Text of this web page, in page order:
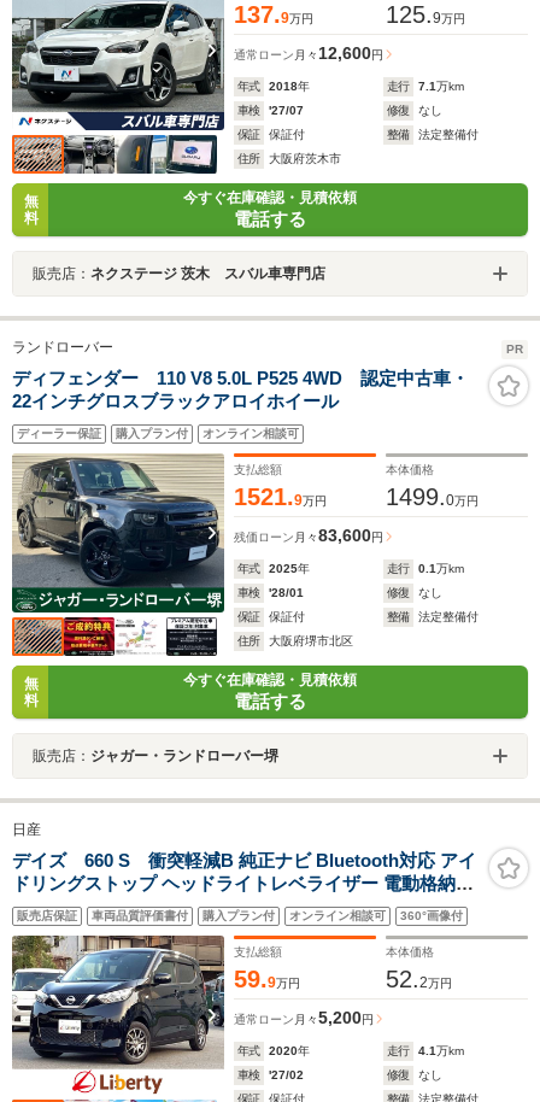
137.9万円 125.9万円
通常ローン 月々12,600円
年式 2018年 走行 7.1万km
車検
'27/07 修復
なし
保証
保証付 整備
法定整備付
住所
大阪府茨木市
無
料
今すぐ在庫確認・見積依頼
電話する
販売店： ネクステージ 茨木 スバル車専門店
ランドローバー PR
ディフェンダー 110 V8 5.0L P525 4WD 認定中古車・
22インチグロスブラックアロイホイール
ディーラー保証 購入プラン付 オンライン相談可
支払総額
1521.9万円
本体価格
1499.0万円
残価ローン 月々83,600円
年式 2025年 走行 0.1万km
車検
'28/01 修復
なし
保証
保証付 整備
法定整備付
住所
大阪府堺市北区
無
料
今すぐ在庫確認・見積依頼
電話する
販売店： ジャガー・ランドローバー堺
日産
デイズ 660 S 衝突軽減B 純正ナビ Bluetooth対応 アイ
ドリングストップ ヘッドライトレベライザー 電動格納ミ
ラー 社外アルミホイール
販売店保証 車両品質評価書付 購入プラン付 オンライン相談可 360°画像付
支払総額
59.9万円
本体価格
52.2万円
通常ローン 月々5,200円
年式 2020年 走行 4.1万km
車検
'27/02 修復
なし
保証
保証付 整備
法定整備付